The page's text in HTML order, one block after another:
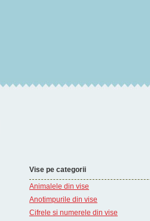
Vise pe categorii
Animalele din vise
Anotimpurile din vise
Cifrele si numerele din vise